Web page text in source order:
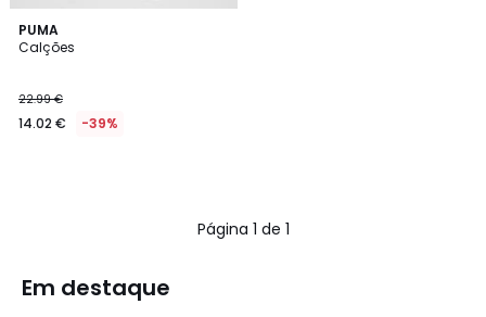
PUMA
Calções
22.99 €
14.02 € -39%
Página 1 de 1
Em destaque